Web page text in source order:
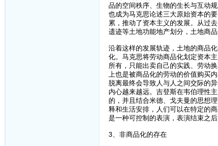
品的空间秩序、生物的生长与互动
也成为马克思论述三大原始资本的
累，推动了资本主义的发展。从过
遗迹等土地功能地产划分，土地商
沿着这样的发展轨迹，土地的商品
化。马克思将劳动商品化划定资本
所有，只能出卖自己的实践、劳动
上也是被商品化的劳动的价值购买
脱离最终会导致人与人之间交际的
内心越来越远。吉登斯在韦伯理性
的，并且结合米德、戈夫曼的思想
释和生活安排，人们可以在特定的
是一种可控制的表演，表演结束之
3、非商品化的存在